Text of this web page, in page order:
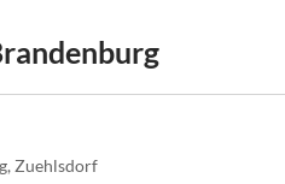
, Zuehlsdorf